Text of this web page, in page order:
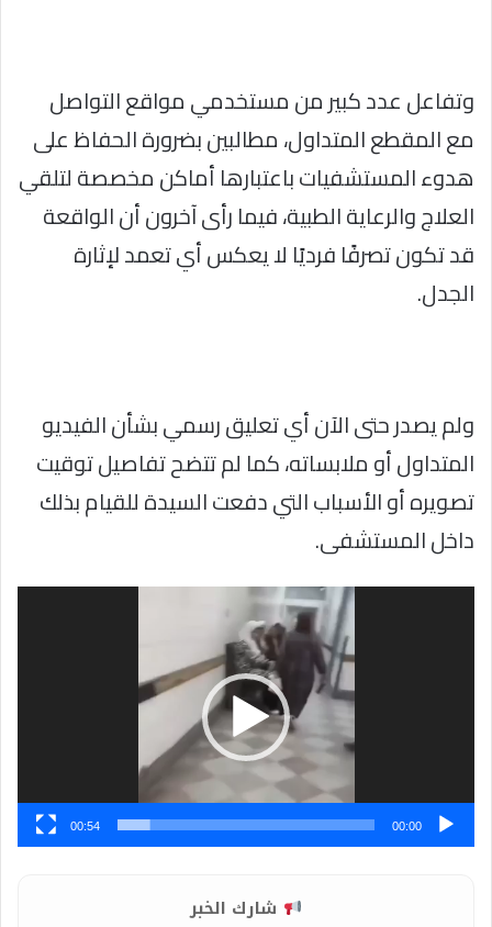
وتفاعل عدد كبير من مستخدمي مواقع التواصل
مع المقطع المتداول، مطالبين بضرورة الحفاظ على
هدوء المستشفيات باعتبارها أماكن مخصصة لتلقي
العلاج والرعاية الطبية، فيما رأى آخرون أن الواقعة
قد تكون تصرفًا فرديًا لا يعكس أي تعمد لإثارة
الجدل.
ولم يصدر حتى الآن أي تعليق رسمي بشأن الفيديو
المتداول أو ملابساته، كما لم تتضح تفاصيل توقيت
تصويره أو الأسباب التي دفعت السيدة للقيام بذلك
داخل المستشفى.
00:00
00:54
شارك الخبر